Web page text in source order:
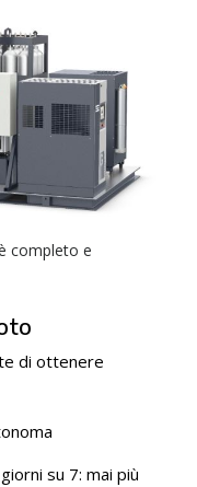
completo e
di ottenere
su 7: mai più